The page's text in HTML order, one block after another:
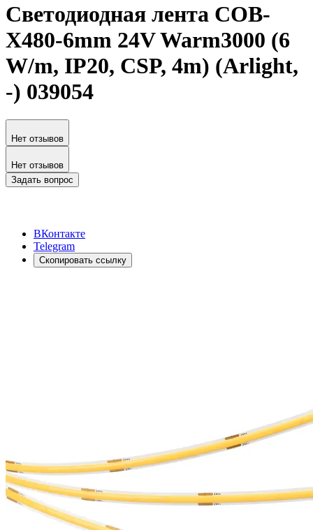
Светодиодная лента COB-
X480-6mm 24V Warm3000 (6
W/m, IP20, CSP, 4m) (Arlight,
-) 039054
Нет отзывов
Нет отзывов
Задать вопрос
ВКонтакте
Telegram
Скопировать ссылку